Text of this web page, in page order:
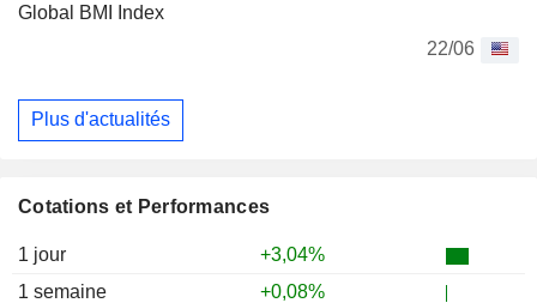
Global BMI Index
22/06
Plus d'actualités
Cotations et Performances
1 jour
+3,04%
1 semaine
+0,08%